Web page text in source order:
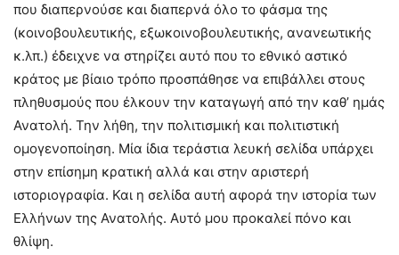
που διαπερνούσε και διαπερνά όλο το φάσμα της
(κοινοβουλευτικής, εξωκοινοβουλευτικής, ανανεωτικής
κ.λπ.) έδειχνε να στηρίζει αυτό που το εθνικό αστικό
κράτος με βίαιο τρόπο προσπάθησε να επιβάλλει στους
πληθυσμούς που έλκουν την καταγωγή από την καθ’ ημάς
Ανατολή. Την λήθη, την πολιτισμική και πολιτιστική
ομογενοποίηση. Μία ίδια τεράστια λευκή σελίδα υπάρχει
στην επίσημη κρατική αλλά και στην αριστερή
ιστοριογραφία. Και η σελίδα αυτή αφορά την ιστορία των
Ελλήνων της Ανατολής. Αυτό μου προκαλεί πόνο και
θλίψη.